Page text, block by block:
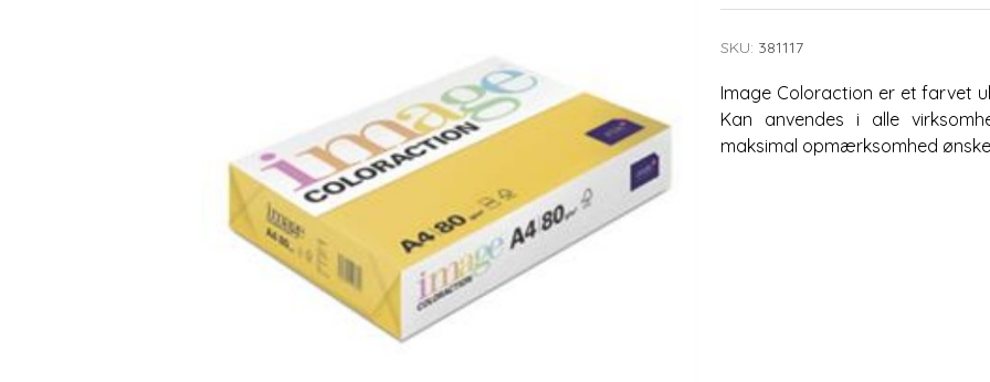
SKU: 381117
Image Coloraction er et farvet
Kan anvendes i alle
maksimal opmærksomhed